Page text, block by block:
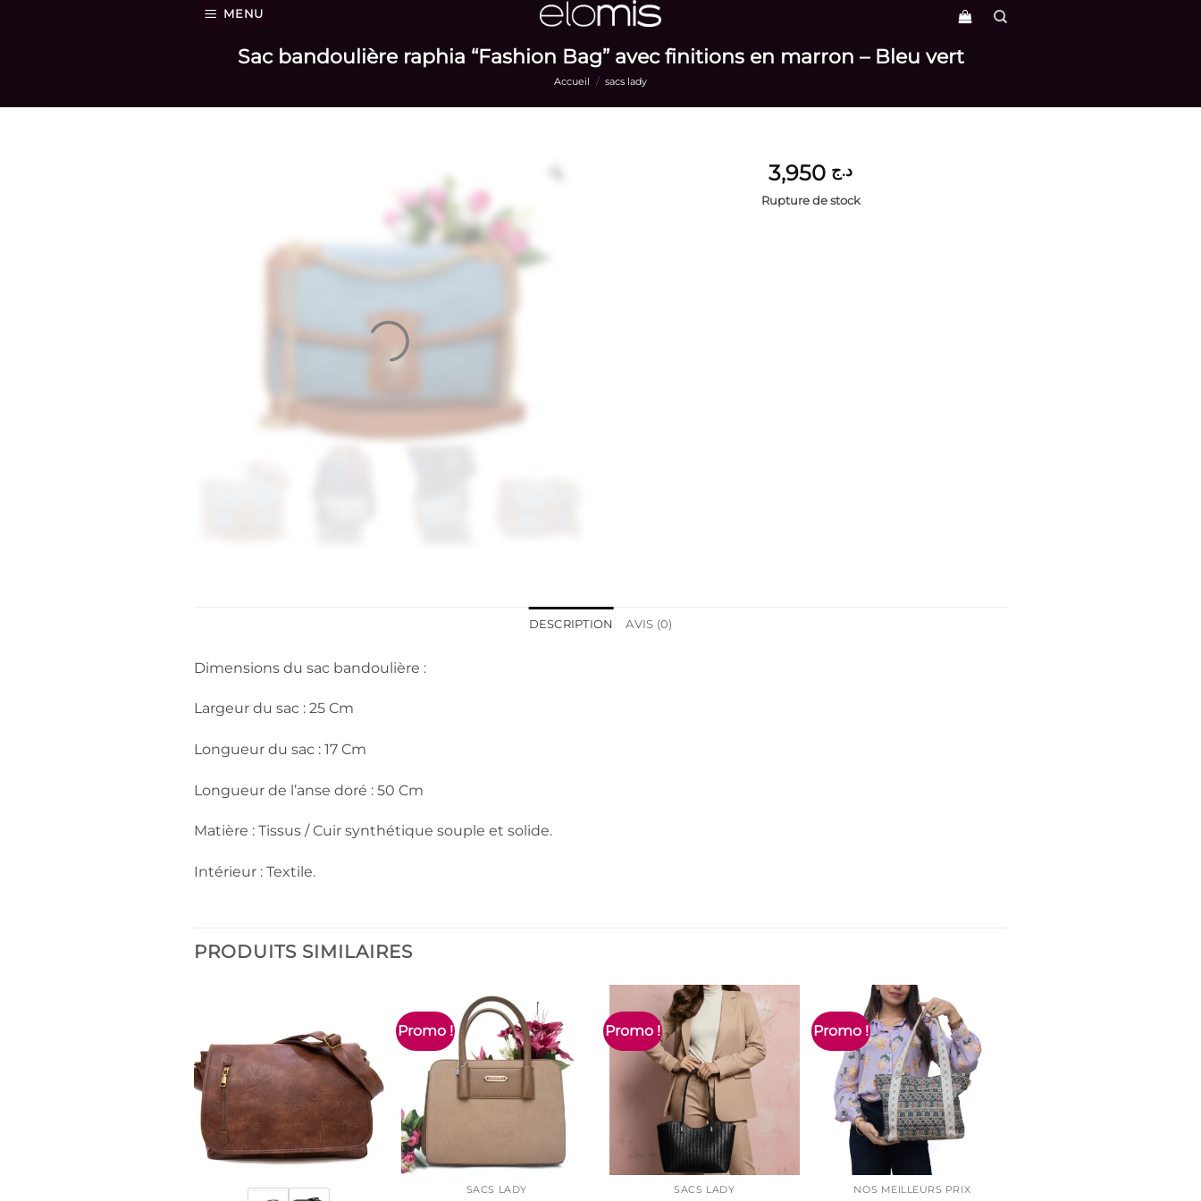
MENU
Sac bandoulière raphia “Fashion Bag” avec finitions en marron – Bleu vert
Accueil / sacs lady
د.ج
Rupture de stock
DESCRIPTION AVIS (0)
Dimensions du sac bandoulière :
Largeur du sac : 25 Cm
Longueur du sac : 17 Cm
Longueur de l’anse doré : 50 Cm
Matière : Tissus / Cuir synthétique souple et solide.
Intérieur : Textile.
PRODUITS SIMILAIRES
Promo !
SACS LADY
Promo !
SACS LADY
Promo !
NOS MEILLEURS PRIX